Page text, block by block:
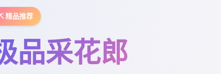
精品推荐
品采花郎